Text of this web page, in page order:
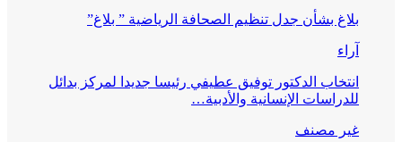
بلاغ بشأن جدل تنظيم الصحافة الرياضية ” بلاغ”
آراء
انتخاب الدكتور توفيق عطيفي رئيسا جديدا لمركز بدائل
للدراسات الإنسانية والأدبية…
غير مصنف